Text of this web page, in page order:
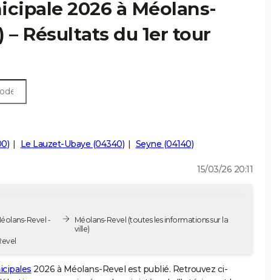
2026 à Méolans-
– Résultats du 1er tour
Le Lauzet-Ubaye (04340) Seyne (04140)
15/03/26 20:11
Revel -
Méolans-Revel (toutes les informations sur la
ville)
2026 à Méolans-Revel est publié. Retrouvez ci-